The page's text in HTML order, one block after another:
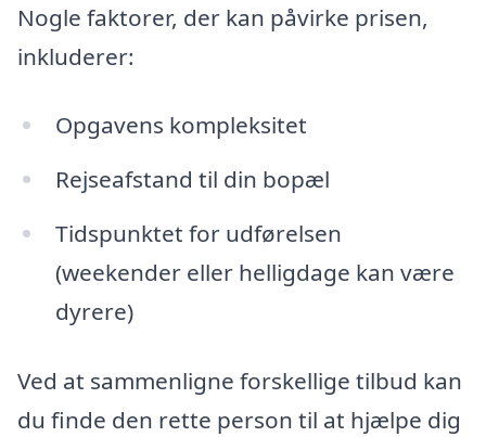
Nogle faktorer, der kan påvirke prisen,
inkluderer:
Opgavens kompleksitet
Rejseafstand til din bopæl
Tidspunktet for udførelsen
(weekender eller helligdage kan være
dyrere)
Ved at sammenligne forskellige tilbud kan
du finde den rette person til at hjælpe dig